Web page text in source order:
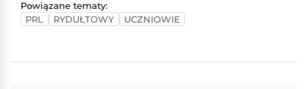
Powiązane tematy:
PRL
RYDUŁTOWY UCZNIOWIE